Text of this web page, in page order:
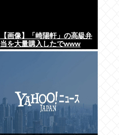
【画像】「崎陽軒」の高級弁
当を大量購入したでwww